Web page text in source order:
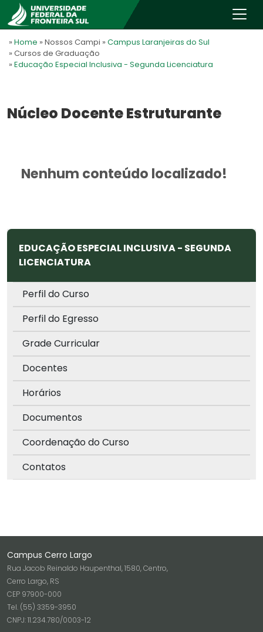
» Home » Nossos Campi » Campus Laranjeiras do Sul
» Cursos de Graduação
» Educação Especial Inclusiva - Segunda Licenciatura
Núcleo Docente Estruturante
Nenhum conteúdo localizado!
EDUCAÇÃO ESPECIAL INCLUSIVA - SEGUNDA
LICENCIATURA
Perfil do Curso
Perfil do Egresso
Grade Curricular
Docentes
Horários
Documentos
Coordenação do Curso
Contatos
Campus Cerro Largo
Rua Jacob Reinaldo Haupenthal, 1580, Centro,
Cerro Largo, RS
CEP 97900-000
Tel. (55) 3359-3950
CNPJ: 11.234.780/0003-12